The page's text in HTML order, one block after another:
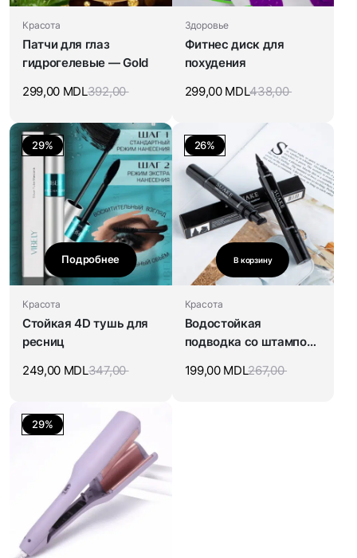
Красота
Патчи для глаз
гидрогелевые — Gold
392,00
299,00 MDL
Здоровье
Фитнес диск для
похудения
438,00
299,00 MDL
29%
Подробнее
Красота
Стойкая 4D тушь для
ресниц
347,00
249,00 MDL
26%
В корзину
Красота
Водостойкая
подводка со штампом
267,00
199,00 MDL
29%